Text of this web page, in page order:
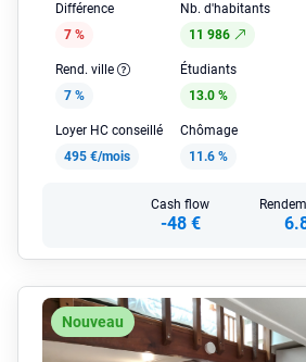
Différence
7 %
Nb. d'habitants
11 986
Rend. ville
7 %
Étudiants
13.0 %
Loyer HC conseillé
495 €/mois
Chômage
11.6 %
Cash flow
-48 €
Nouveau